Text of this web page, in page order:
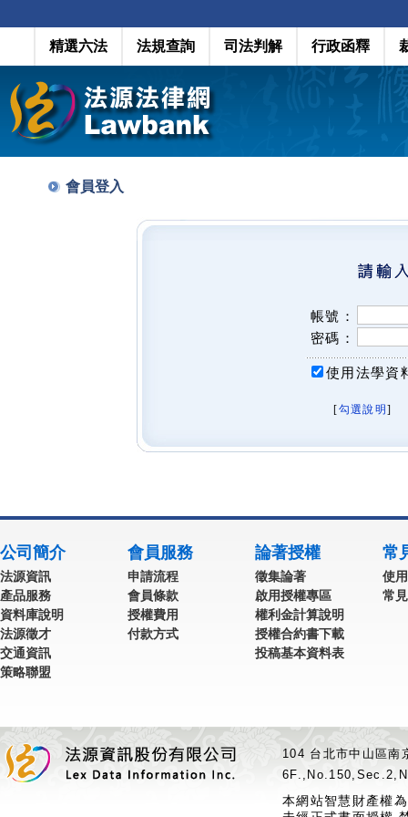
精選六法 法規查詢 司法判解 行政函釋
會員登入
帳號：
密碼：
使用法學資
[勾選說明 ]
公司簡介
法源資訊
產品服務
資料庫說明
法源徵才
交通資訊
策略聯盟
會員服務
申請流程
會員條款
授權費用
付款方式
論著授權
徵集論著
啟用授權專區
權利金計算說明
授權合約書下載
投稿基本資料表
常
使
常
104 台北市中山區
本網站智慧財產權